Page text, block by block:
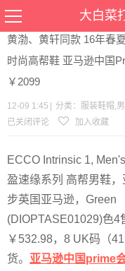
大白菜
当前位置： 优惠>服装
黄渤、黄轩同款 16年春
时尚高帮鞋 亚马逊中国
￥2099
12-09 1:45 分类： 服装鞋帽,
已关闭评论
加入收藏
ECCO Intrinsic 1,
盈速缘系列 高帮男鞋，
步英国亚马逊，Green
(DIOPTASE01029)色4
￥532.98，8 UK码（
货。 亚马逊中国prime